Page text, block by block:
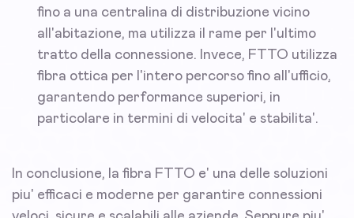
fino a una centralina di distribuzione vicino
all'abitazione, ma utilizza il rame per l'ultimo
tratto della connessione. Invece, FTTO utilizza
fibra ottica per l'intero percorso fino all'ufficio,
garantendo performance superiori, in
particolare in termini di velocita' e stabilita'.
In conclusione, la fibra FTTO e' una delle soluzioni
piu' efficaci e moderne per garantire connessioni